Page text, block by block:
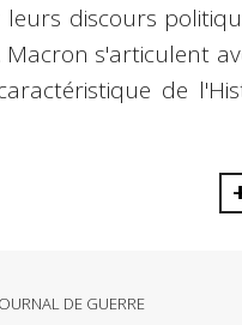
discours
Macron s'articulent
de
DE GUERRE